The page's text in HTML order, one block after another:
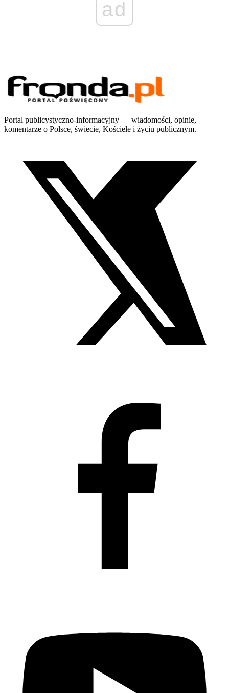
ad
Portal publicystyczno-informacyjny — wiadomości, opinie,
komentarze o Polsce, świecie, Kościele i życiu publicznym.